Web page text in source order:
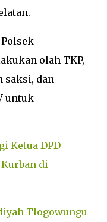
olah TKP,
saksi, dan
untuk
Ketua DPD
di
Tlogowungu